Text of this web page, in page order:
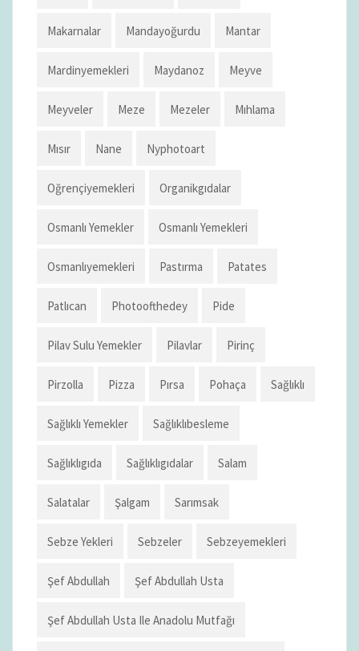
Makarnalar Mandayoğurdu Mantar
Mardinyemekleri Maydanoz Meyve
Meyveler Meze Mezeler Mıhlama
Mısır Nane Nyphotoart
Oğrençiyemekleri Organikgıdalar
Osmanlı Yemekler Osmanlı Yemekleri
Osmanlıyemekleri Pastırma Patates
Patlıcan Photoofthedey Pide
Pilav Sulu Yemekler Pilavlar Pirinç
Pirzolla Pizza Pırsa Pohaça Sağlıklı
Sağlıklı Yemekler Sağlıklıbesleme
Sağlıklıgıda Sağlıklıgıdalar Salam
Salatalar Şalgam Sarımsak
Sebze Yekleri Sebzeler Sebzeyemekleri
Şef Abdullah Şef Abdullah Usta
Şef Abdullah Usta Ile Anadolu Mutfağı